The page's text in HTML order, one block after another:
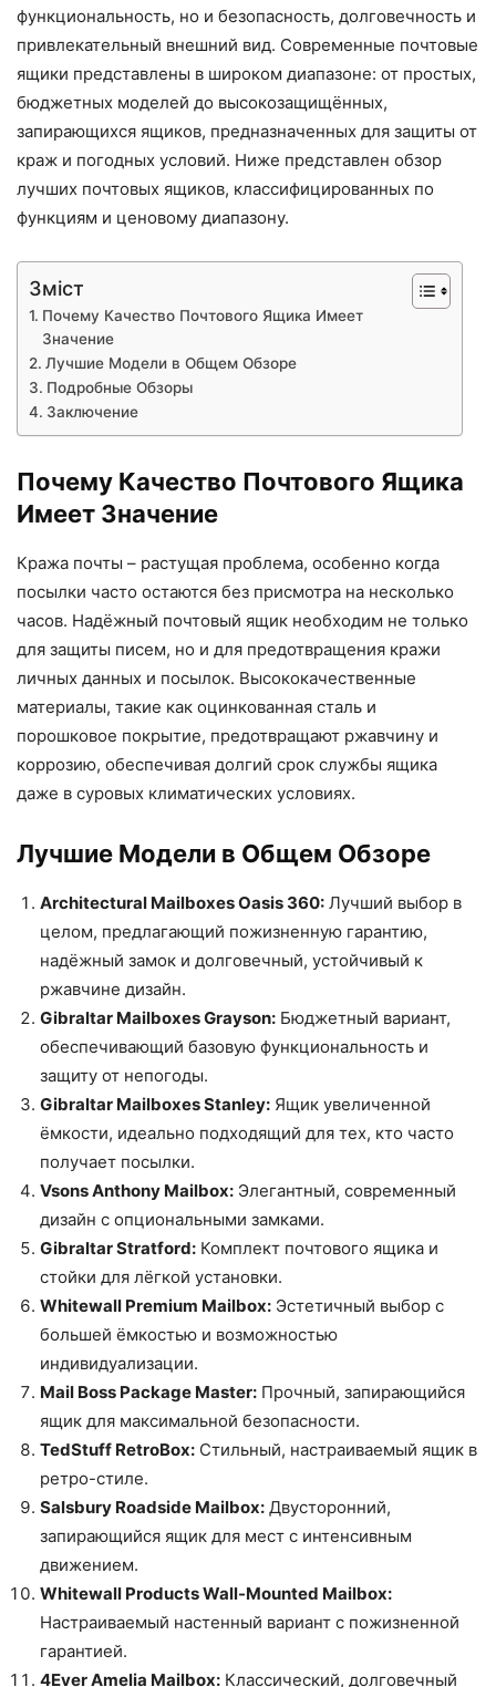
функциональность, но и безопасность, долговечность и
привлекательный внешний вид. Современные почтовые
ящики представлены в широком диапазоне: от простых,
бюджетных моделей до высокозащищённых,
запирающихся ящиков, предназначенных для защиты от
краж и погодных условий. Ниже представлен обзор
лучших почтовых ящиков, классифицированных по
функциям и ценовому диапазону.
Зміст
Почему Качество Почтового Ящика Имеет
Значение
Лучшие Модели в Общем Обзоре
Подробные Обзоры
Заключение
Почему Качество Почтового Ящика
Имеет Значение
Кража почты – растущая проблема, особенно когда
посылки часто остаются без присмотра на несколько
часов. Надёжный почтовый ящик необходим не только
для защиты писем, но и для предотвращения кражи
личных данных и посылок. Высококачественные
материалы, такие как оцинкованная сталь и
порошковое покрытие, предотвращают ржавчину и
коррозию, обеспечивая долгий срок службы ящика
даже в суровых климатических условиях.
Лучшие Модели в Общем Обзоре
Architectural Mailboxes Oasis 360: Лучший выбор в
целом, предлагающий пожизненную гарантию,
надёжный замок и долговечный, устойчивый к
ржавчине дизайн.
Gibraltar Mailboxes Grayson: Бюджетный вариант,
обеспечивающий базовую функциональность и
защиту от непогоды.
Gibraltar Mailboxes Stanley: Ящик увеличенной
ёмкости, идеально подходящий для тех, кто часто
получает посылки.
Vsons Anthony Mailbox: Элегантный, современный
дизайн с опциональными замками.
Gibraltar Stratford: Комплект почтового ящика и
стойки для лёгкой установки.
Whitewall Premium Mailbox: Эстетичный выбор с
большей ёмкостью и возможностью
индивидуализации.
Mail Boss Package Master: Прочный, запирающийся
ящик для максимальной безопасности.
TedStuff RetroBox: Стильный, настраиваемый ящик в
ретро-стиле.
Salsbury Roadside Mailbox: Двусторонний,
запирающийся ящик для мест с интенсивным
движением.
Whitewall Products Wall-Mounted Mailbox:
Настраиваемый настенный вариант с пожизненной
гарантией.
4Ever Amelia Mailbox: Классический, долговечный